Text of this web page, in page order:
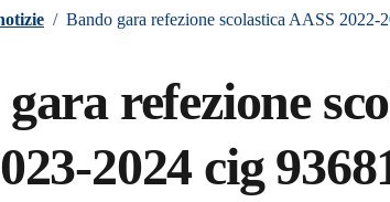
/ Bando gara refezione scolastica AASS 2022-
refezione
2024 cig